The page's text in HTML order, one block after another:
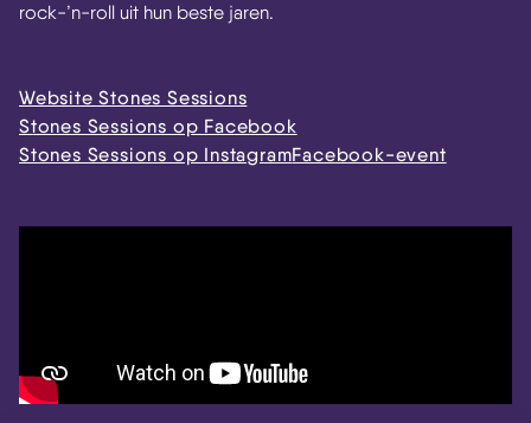
rock-’n-roll uit hun beste jaren.
Website Stones Sessions
Stones Sessions op Facebook
Stones Sessions op InstagramFacebook-event